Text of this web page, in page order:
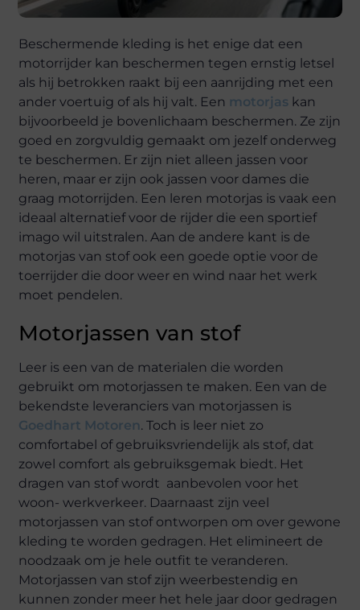
Beschermende kleding is het enige dat een
motorrijder kan beschermen tegen ernstig letsel
als hij betrokken raakt bij een aanrijding met een
ander voertuig of als hij valt. Een motorjas kan
bijvoorbeeld je bovenlichaam beschermen. Ze zijn
goed en zorgvuldig gemaakt om jezelf onderweg
te beschermen. Er zijn niet alleen jassen voor
heren, maar er zijn ook jassen voor dames die
graag motorrijden. Een leren motorjas is vaak een
ideaal alternatief voor de rijder die een sportief
imago wil uitstralen. Aan de andere kant is de
motorjas van stof ook een goede optie voor de
toerrijder die door weer en wind naar het werk
moet pendelen.
Motorjassen van stof
Leer is een van de materialen die worden
gebruikt om motorjassen te maken. Een van de
bekendste leveranciers van motorjassen is
Goedhart Motoren. Toch is leer niet zo
comfortabel of gebruiksvriendelijk als stof, dat
zowel comfort als gebruiksgemak biedt. Het
dragen van stof wordt aanbevolen voor het
woon- werkverkeer. Daarnaast zijn veel
motorjassen van stof ontworpen om over gewone
kleding te worden gedragen. Het elimineert de
noodzaak om je hele outfit te veranderen.
Motorjassen van stof zijn weerbestendig en
kunnen zonder meer het hele jaar door gedragen